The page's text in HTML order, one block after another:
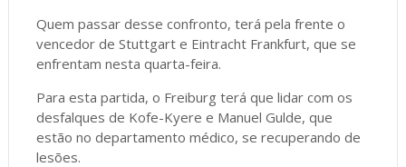
Quem passar desse confronto, terá pela frente o
vencedor de Stuttgart e Eintracht Frankfurt, que se
enfrentam nesta quarta-feira.
Para esta partida, o Freiburg terá que lidar com os
desfalques de Kofe-Kyere e Manuel Gulde, que
estão no departamento médico, se recuperando de
lesões.